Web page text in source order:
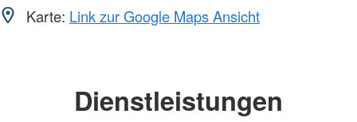
Karte: Link zur Google Maps Ansicht
Dienstleistungen